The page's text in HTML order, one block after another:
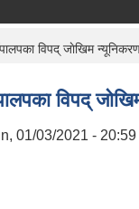
विपद् जाेखिम
विपद्
01/03/2021 - 20:59